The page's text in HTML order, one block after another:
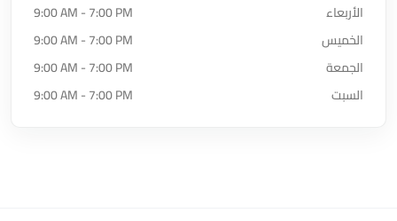
الأربعاء
9:00 AM - 7:00 PM
الخميس
9:00 AM - 7:00 PM
الجمعة
9:00 AM - 7:00 PM
السبت
9:00 AM - 7:00 PM